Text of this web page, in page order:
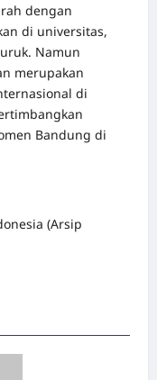
dengan
di universitas,
Namun
merupakan
di
Bandung di
(Arsip